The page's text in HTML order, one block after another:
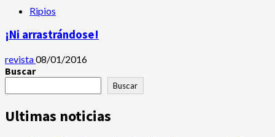
Ripios
¡Ni arrastrándose!
revista08/01/2016
Buscar
Buscar
Ultimas noticias